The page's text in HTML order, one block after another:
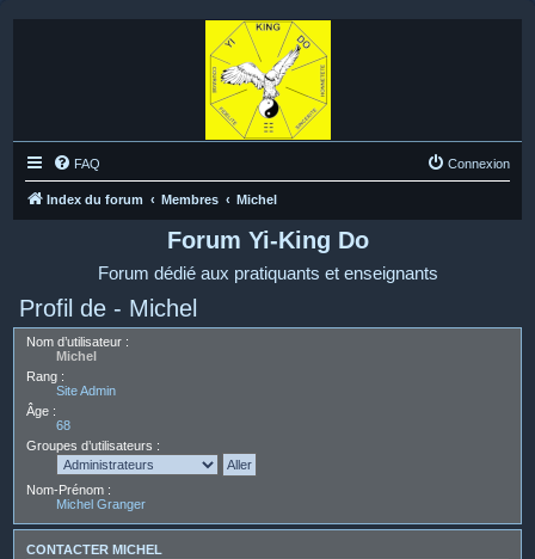
FAQ Connexion
Index du forum Membres Michel
Forum Yi-King Do
Forum dédié aux pratiquants et enseignants
Profil de - Michel
Nom d’utilisateur :
Michel
Rang :
Site Admin
Âge :
68
Groupes d’utilisateurs :
Nom-Prénom :
Michel Granger
CONTACTER MICHEL